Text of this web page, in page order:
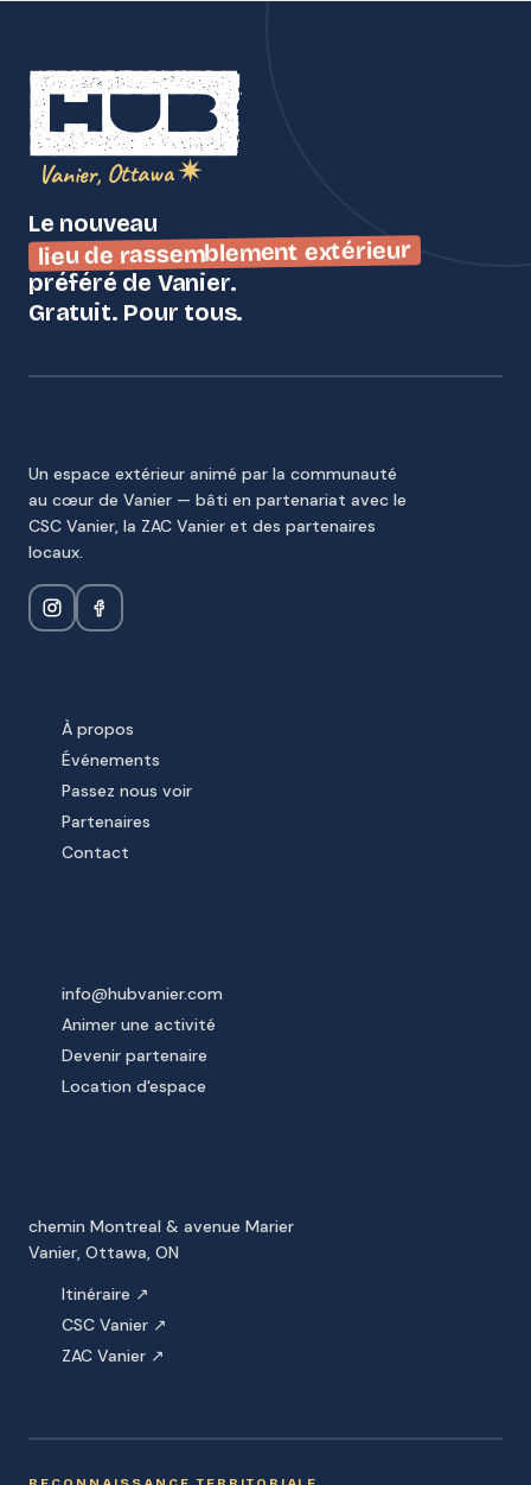
Vanier, Ottawa ✷
Le nouveau
lieu de rassemblement extérieur
préféré de Vanier.
Gratuit. Pour tous.
Un espace extérieur animé par la communauté
au cœur de Vanier — bâti en partenariat avec le
CSC Vanier, la ZAC Vanier et des partenaires
locaux.
À propos
Événements
Passez nous voir
Partenaires
Contact
info@hubvanier.com
Animer une activité
Devenir partenaire
Location d'espace
chemin Montreal & avenue Marier
Vanier, Ottawa, ON
Itinéraire ↗
CSC Vanier ↗
ZAC Vanier ↗